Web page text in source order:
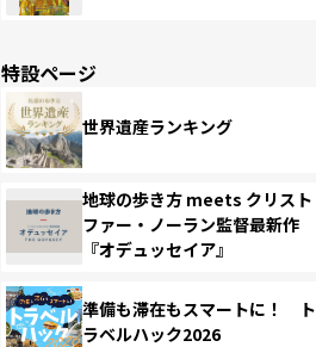
特設ページ
世界遺産ランキング
地球の歩き方 meets クリスト
ファー・ノーラン監督最新作
『オデュッセイア』
準備も滞在もスマートに！ ト
ラベルハック2026